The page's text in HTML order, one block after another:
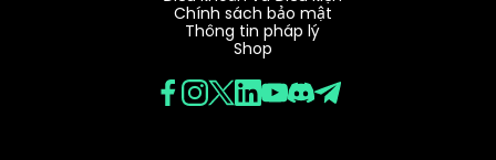
Chính sách bảo mật
Thông tin pháp lý
Shop